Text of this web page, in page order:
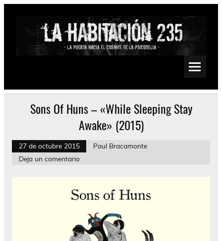
Saltar
Psychedelic, Stoner, Doom, Sludge, Fuzz, Space, Drone
Sons Of Huns – «While Sleeping Stay
Awake» (2015)
27 de octubre 2015
Paul Bracamonte
Deja un comentario